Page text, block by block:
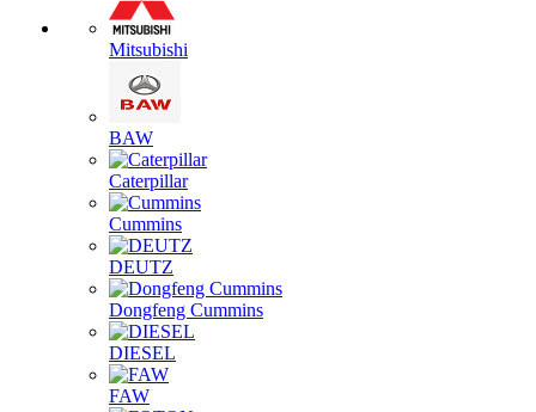
Mitsubishi
BAW
Caterpillar
Cummins
DEUTZ
Dongfeng Cummins
DIESEL
FAW